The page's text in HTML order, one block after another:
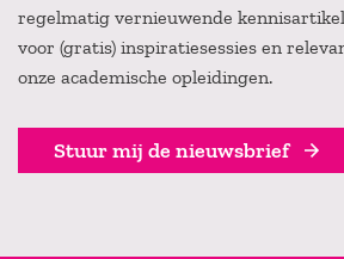
regelmatig vernieuwende
voor (gratis) inspiratiesessies en
onze academische opleidingen.
Stuur mij de nieuwsbrief